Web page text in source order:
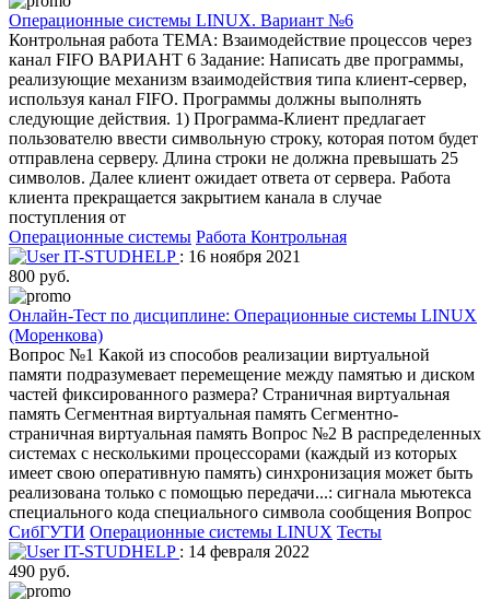
Операционные системы LINUX. Вариант №6
Контрольная работа ТЕМА: Взаимодействие процессов через
канал FIFO ВАРИАНТ 6 Задание: Написать две программы,
реализующие механизм взаимодействия типа клиент-сервер,
используя канал FIFO. Программы должны выполнять
следующие действия. 1) Программа-Клиент предлагает
пользователю ввести символьную строку, которая потом будет
отправлена серверу. Длина строки не должна превышать 25
символов. Далее клиент ожидает ответа от сервера. Работа
клиента прекращается закрытием канала в случае
поступления от
Операционные системы Работа Контрольная
IT-STUDHELP : 16 ноября 2021
800 руб.
Онлайн-Тест по дисциплине: Операционные системы LINUX
(Моренкова)
Вопрос №1 Какой из способов реализации виртуальной
памяти подразумевает перемещение между памятью и диском
частей фиксированного размера? Страничная виртуальная
память Сегментная виртуальная память Сегментно-
страничная виртуальная память Вопрос №2 В распределенных
системах с несколькими процессорами (каждый из которых
имеет свою оперативную память) синхронизация может быть
реализована только с помощью передачи...: сигнала мьютекса
специального кода специального символа сообщения Вопрос
СибГУТИ Операционные системы LINUX Тесты
IT-STUDHELP : 14 февраля 2022
490 руб.